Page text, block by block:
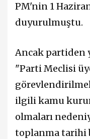
PM'nin 1
duyurulmuştu.
Ancak partiden
"Parti Meclisi
ilgili kamu
olmaları
toplanma tarihi